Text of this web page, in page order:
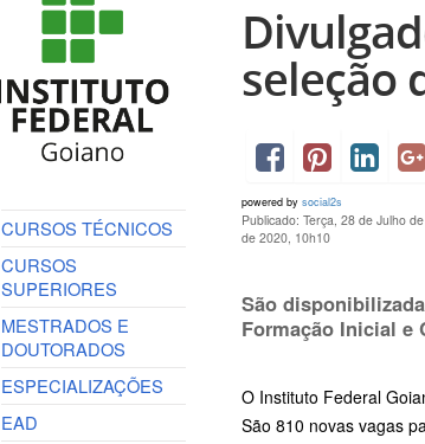
CURSOS TÉCNICOS
CURSOS
SUPERIORES
MESTRADOS E
DOUTORADOS
ESPECIALIZAÇÕES
EAD
seleção
powered by social2s
Publicado: Terça, 28 de Julho
de 2020, 10h10
São
Formação Inicial e
O Instituto Federal
São 810 novas vagas